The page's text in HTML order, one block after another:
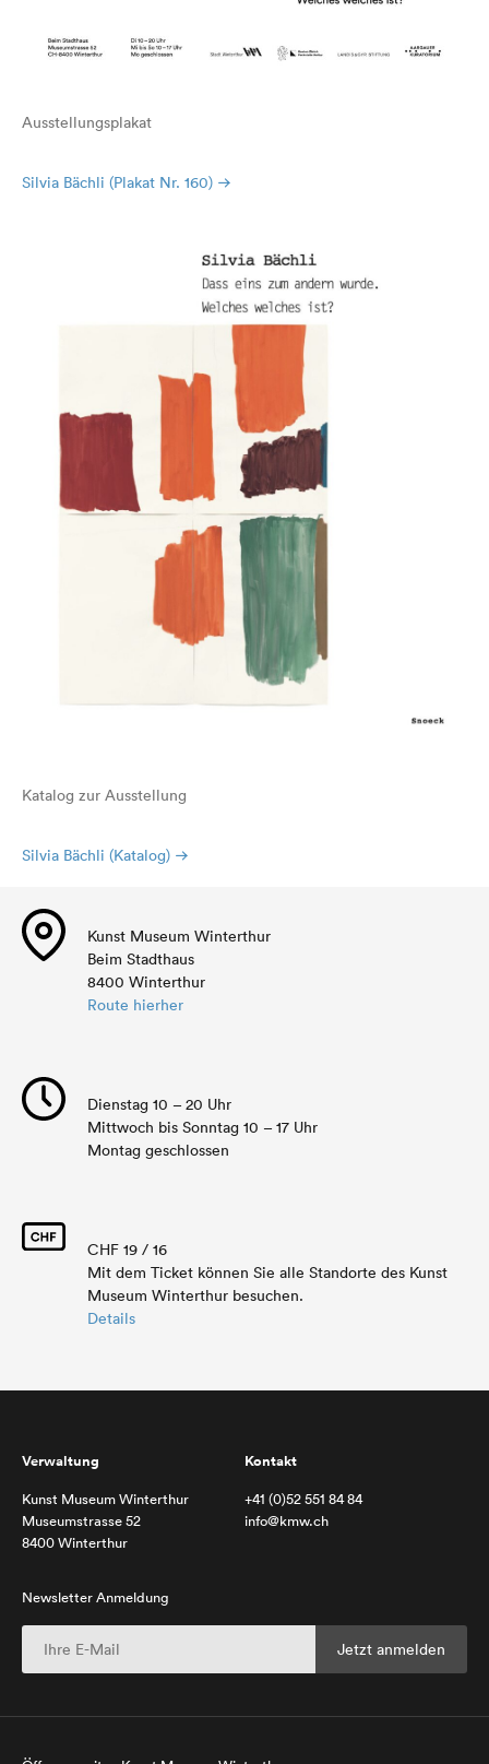
Ausstellungsplakat
Silvia Bächli (Plakat Nr. 160)
Katalog zur Ausstellung
Silvia Bächli (Katalog)
Kunst Museum Winterthur
Beim Stadthaus
8400 Winterthur
Route hierher
Dienstag 10 – 20 Uhr
Mittwoch bis Sonntag 10 – 17 Uhr
Montag geschlossen
CHF 19 / 16
Mit dem Ticket können Sie alle Standorte des Kunst
Museum Winterthur besuchen.
Details
Verwaltung
Kunst Museum Winterthur
Museumstrasse 52
8400 Winterthur
Kontakt
+41 (0)52 551 84 84
info@kmw.ch
Newsletter Anmeldung